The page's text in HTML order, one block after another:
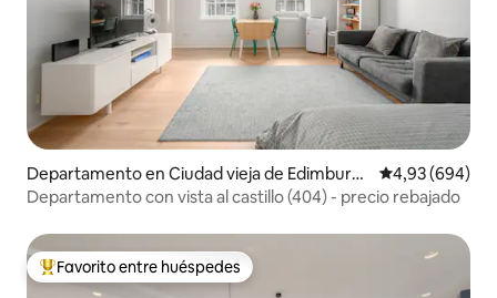
Departamento en Ciudad vieja de Edimburg
o
Calificación
4,93 (694)
Departamento con vista al castillo (404) - precio rebajado
Favorito entre los huéspedes más destacados
Favorito entre huéspedes